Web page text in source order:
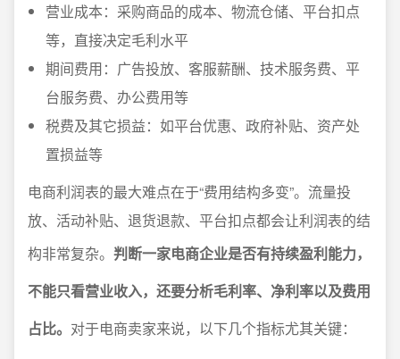
营业成本：采购商品的成本、物流仓储、平台扣点
等，直接决定毛利水平
期间费用：广告投放、客服薪酬、技术服务费、平
台服务费、办公费用等
税费及其它损益：如平台优惠、政府补贴、资产处
置损益等
电商利润表的最大难点在于“费用结构多变”。流量投
放、活动补贴、退货退款、平台扣点都会让利润表的结
构非常复杂。 判断一家电商企业是否有持续盈利能力，
不能只看营业收入，还要分析毛利率、净利率以及费用
占比。 对于电商卖家来说，以下几个指标尤其关键：